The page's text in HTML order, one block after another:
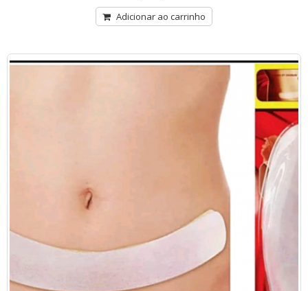
5
Adicionar ao carrinho